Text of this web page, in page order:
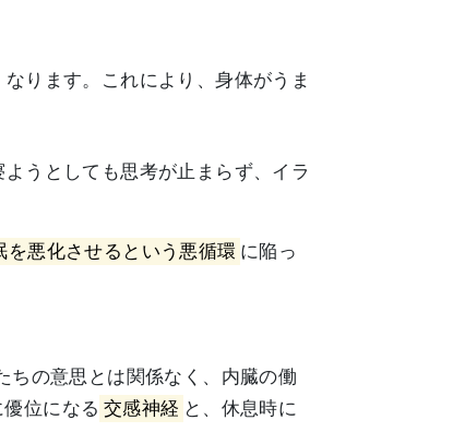
ります。これにより、身体がうま
うとしても思考が止まらず、イラ
悪化させるという悪循環 に陥っ
ちの意思とは関係なく、内臓の働
位になる 交感神経 と、休息時に